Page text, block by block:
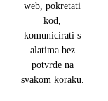
web, pokretati
kod,
komunicirati s
alatima bez
potvrde na
svakom koraku.